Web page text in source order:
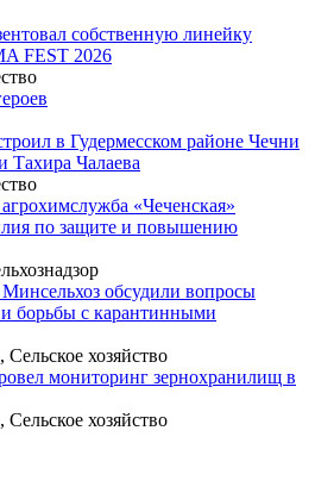
собственную линейку
FEST 2026
в Гудермесском районе Чечни
Тахира Чалаева
«Чеченская»
по защите и повышению
Минсельхоз обсудили вопросы
борьбы с карантинными
Сельское хозяйство
мониторинг зернохранилищ в
Сельское хозяйство